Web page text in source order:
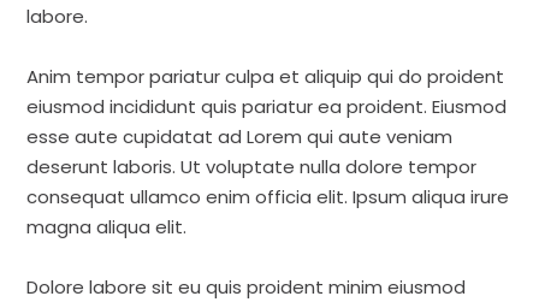
labore.
Anim tempor pariatur culpa et aliquip qui do proident
eiusmod incididunt quis pariatur ea proident. Eiusmod
esse aute cupidatat ad Lorem qui aute veniam
deserunt laboris. Ut voluptate nulla dolore tempor
consequat ullamco enim officia elit. Ipsum aliqua irure
magna aliqua elit.
Dolore labore sit eu quis proident minim eiusmod